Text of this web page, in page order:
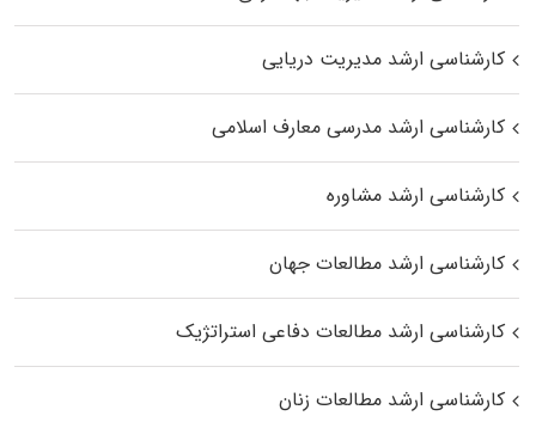
کارشناسی ارشد مدیریت دریایی
کارشناسی ارشد مدرسی معارف اسلامی
کارشناسی ارشد مشاوره
کارشناسی ارشد مطالعات جهان
کارشناسی ارشد مطالعات دفاعی استراتژیک
کارشناسی ارشد مطالعات زنان